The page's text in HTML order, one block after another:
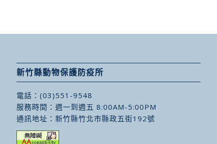
新竹縣動物保護防疫所
電話： (03)551-9548
服務時間：週一到週五 8:00AM-5:00PM
通訊地址： 新竹縣竹北市縣政五街192號